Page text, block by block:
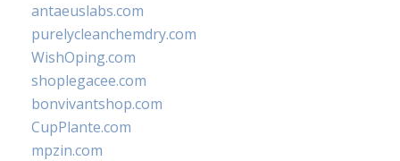
antaeuslabs.com
purelycleanchemdry.com
WishOping.com
shoplegacee.com
bonvivantshop.com
CupPlante.com
mpzin.com